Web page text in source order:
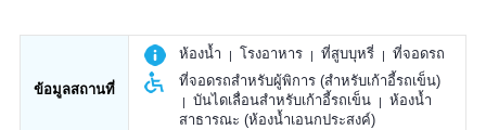
ข้อมูลสถานที่
ห้องน้ำ โรงอาหาร ที่สูบบุหรี่
ที่จอดรถ
ที่จอดรถสำหรับผู้พิการ (สำหรับเก้าอี้รถเข็น)
บันไดเลื่อนสำหรับเก้าอี้รถเข็น
ห้องน้ำ
สาธารณะ (ห้องน้ำเอนกประสงค์)